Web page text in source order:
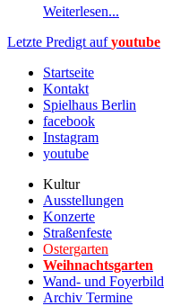
Weiterlesen...
Letzte Predigt auf youtube
Startseite
Kontakt
Spielhaus Berlin
facebook
Instagram
youtube
Kultur
Ausstellungen
Konzerte
Straßenfeste
Ostergarten
Weihnachtsgarten
Wand- und Foyerbild
Archiv Termine